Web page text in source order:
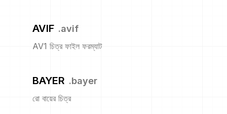
AVIF .avif
AV1 চিত্র ফাইল ফরম্যাট
BAYER .bayer
রো বায়ের চিত্র